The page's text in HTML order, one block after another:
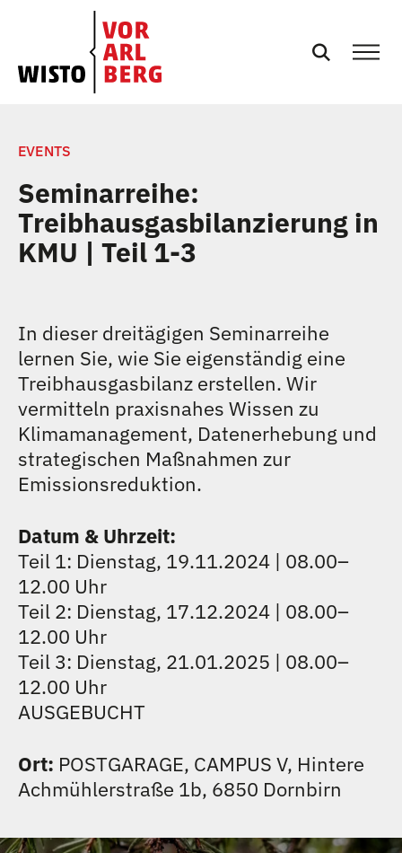
EVENTS
NEWS
PODCASTS
TEAM
KONTAKT
EVENTS
Seminarreihe:
Treibhausgasbilanzierung in
KMU | Teil 1-3
In dieser dreitägigen Seminarreihe
lernen Sie, wie Sie eigenständig eine
Treibhausgasbilanz erstellen. Wir
vermitteln praxisnahes Wissen zu
Klimamanagement, Datenerhebung und
strategischen Maßnahmen zur
Emissionsreduktion.
Datum & Uhrzeit:
Teil 1: Dienstag, 19.11.2024 | 08.00–
12.00 Uhr
Teil 2: Dienstag, 17.12.2024 | 08.00–
12.00 Uhr
Teil 3: Dienstag, 21.01.2025 | 08.00–
12.00 Uhr
AUSGEBUCHT
Ort: POSTGARAGE, CAMPUS V, Hintere
Achmühlerstraße 1b, 6850 Dornbirn